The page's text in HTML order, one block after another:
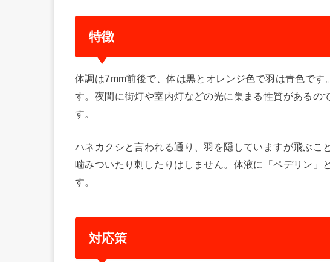
特徴
体調は7mm前後で、体は黒とオレンジ色で羽は青色です
す。夜間に街灯や室内灯などの光に集まる性質があるの
す。
ハネカクシと言われる通り、羽を隠していますが飛ぶこ
噛みついたり刺したりはしません。体液に「ペデリン」
す。
対応策